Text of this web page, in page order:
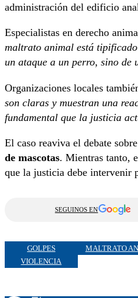
administración del edificio
Especialistas en derecho
maltrato animal está
un ataque a un perro, sino de
Organizaciones locales
son claras y muestran una
fundamental que la justicia
El caso reaviva el debate
de mascotas. Mientras tanto,
que la justicia debe intervenir
SEGUINOS EN
GOLPES MALTRATO
VIOLENCIA